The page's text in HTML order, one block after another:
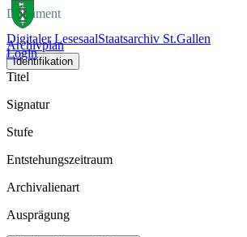
Digitaler LesesaalStaatsarchiv St.Gallen
Login
Dokument
Archivplan
Identifikation
Titel
Signatur
Stufe
Entstehungszeitraum
Archivalienart
Ausprägung